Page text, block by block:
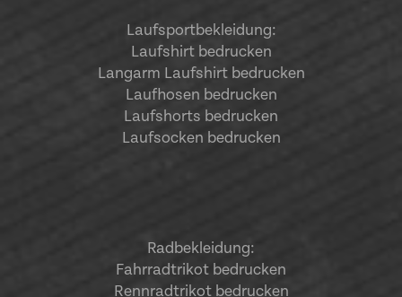
Laufsportbekleidung:
Laufshirt bedrucken
Langarm Laufshirt bedrucken
Laufhosen bedrucken
Laufshorts bedrucken
Laufsocken bedrucken
Radbekleidung:
Fahrradtrikot bedrucken
Rennradtrikot bedrucken